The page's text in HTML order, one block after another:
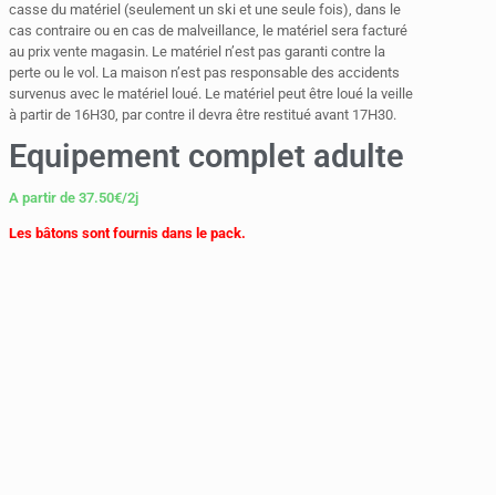
casse du matériel (seulement un ski et une seule fois), dans le
cas contraire ou en cas de malveillance, le matériel sera facturé
au prix vente magasin. Le matériel n’est pas garanti contre la
perte ou le vol. La maison n’est pas responsable des accidents
survenus avec le matériel loué. Le matériel peut être loué la veille
à partir de 16H30, par contre il devra être restitué avant 17H30.
Equipement complet adulte
A partir de 37.50€/2j
Les bâtons sont fournis dans le pack.